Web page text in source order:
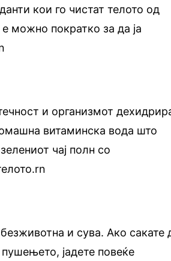
кои го чистат телото од
можно пократко за да ја
и организмот
витаминска вода што
чај полн со
и сува. Ако сакате
јадете повеќе